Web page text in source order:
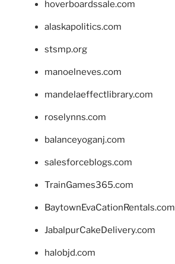
hoverboardssale.com
alaskapolitics.com
stsmp.org
manoelneves.com
mandelaeffectlibrary.com
roselynns.com
balanceyoganj.com
salesforceblogs.com
TrainGames365.com
BaytownEvaCationRentals.com
JabalpurCakeDelivery.com
halobjd.com